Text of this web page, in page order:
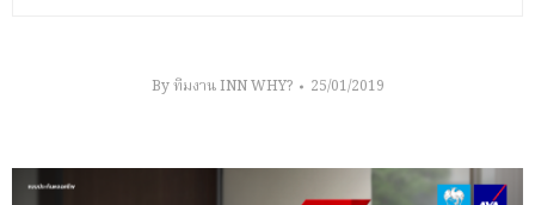
Byทีมงาน INN WHY? 25/01/2019